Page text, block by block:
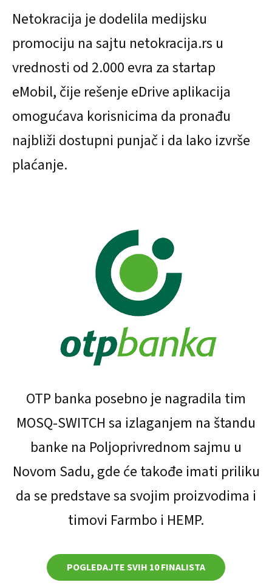
Netokracija je dodelila medijsku
promociju na sajtu netokracija.rs u
vrednosti od 2.000 evra za startap
eMobil, čije rešenje eDrive aplikacija
omogućava korisnicima da pronađu
najbliži dostupni punjač i da lako izvrše
plaćanje.
OTP banka posebno je nagradila tim
MOSQ-SWITCH sa izlaganjem na štandu
banke na Poljoprivrednom sajmu u
Novom Sadu, gde će takođe imati priliku
da se predstave sa svojim proizvodima i
timovi Farmbo i HEMP.
POGLEDAJTE SVIH 10 FINALISTA